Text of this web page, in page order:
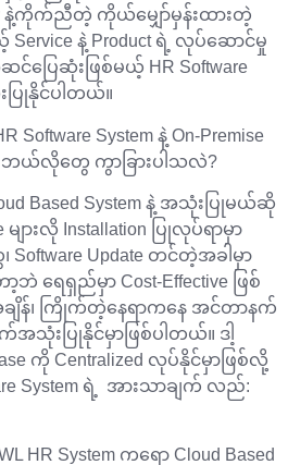
နဲ့ကိုက်ညီတဲ့ ကိုယ်မျှော်မှန်းထားတဲ့
နဲ့ Product ရဲ့ လုပ်ဆောင်မှု
ြေဆုံးဖြစ်မယ့် HR Software
ပြုနိုင်ပါတယ်။
Software System နဲ့ On-Premise
က ဘယ်လိုတွေ ကွာခြားပါသလဲ?
Based System နဲ့ အသုံးပြုမယ်ဆို
များလို Installation ပြုလုပ်ရာမှာ
Update တင်တဲ့အခါမှာ
ဘဲ ရေရှည်မှာ Cost-Effective ဖြစ်
ချိန်၊ ကြိုက်တဲ့နေရာကနေ အင်တာနက်
အသုံးပြုနိုင်မှာဖြစ်ပါတယ်။ ဒါ့
ကို Centralized လုပ်နိုင်မှာဖြစ်လို့
System ရဲ့ အားသာချက် လည်:
HR System ကရော Cloud Based